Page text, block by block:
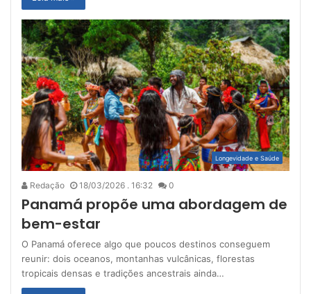
Longevidade e Saúde
Redação 18/03/2026 . 16:32 0
Panamá propõe uma abordagem de
bem-estar
O Panamá oferece algo que poucos destinos conseguem
reunir: dois oceanos, montanhas vulcânicas, florestas
tropicais densas e tradições ancestrais ainda…